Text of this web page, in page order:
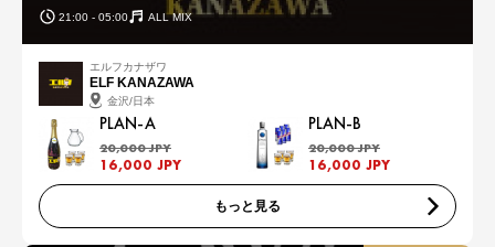
21:00 - 05:00 ALL MIX
エルフカナザワ
ELF KANAZAWA
金沢/日本
PLAN-A
20,000 JPY
16,000 JPY
PLAN-B
20,000 JPY
16,000 JPY
もっと見る